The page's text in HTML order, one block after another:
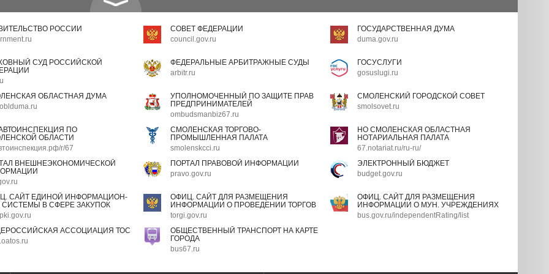
РОССИИ
СОВЕТ ФЕДЕРАЦИИ
council.gov.ru
ГОСУДАРСТВЕННАЯ ДУМА
duma.gov.ru
СУД РОССИЙСКОЙ
ФЕДЕРАЛЬНЫЕ АРБИТРАЖНЫЕ СУДЫ
arbitr.ru
ГОСУСЛУГИ
gosuslugi.ru
ОБЛАСТНАЯ ДУМА
УПОЛНОМОЧЕННЫЙ ПО ЗАЩИТЕ ПРАВ
ПРЕДПРИНИМАТЕЛЕЙ
ombudsmanbiz67.ru
СМОЛЕНСКИЙ ГОРОДСКОЙ СОВЕТ
smolsovet.ru
ПО
ОБЛАСТИ
r/67
СМОЛЕНСКАЯ ТОРГОВО-
ПРОМЫШЛЕННАЯ ПАЛАТА
smolenskcci.ru
НО СМОЛЕНСКАЯ ОБЛАСТНАЯ
НОТАРИАЛЬНАЯ ПАЛАТА
67.notariat.ru/ru-ru/
ВНЕШНЕЭКОНОМИЧЕСКОЙ
ПОРТАЛ ПРАВОВОЙ ИНФОРМАЦИИ
pravo.gov.ru
ЭЛЕКТРОННЫЙ БЮДЖЕТ
budget.gov.ru
САЙТ ЕДИНОЙ ИНФОРМАЦИОН-
СИСТЕМЫ В СФЕРЕ ЗАКУПОК
ОФИЦ. САЙТ ДЛЯ РАЗМЕЩЕНИЯ
ИНФОРМАЦИИ О ПРОВЕДЕНИИ ТОРГОВ
torgi.gov.ru
ОФИЦ. САЙТ ДЛЯ РАЗМЕЩЕНИЯ
ИНФОРМАЦИИ О МУН. УЧРЕЖДЕНИЯХ
bus.gov.ru/independentRating/list
АССОЦИАЦИЯ ТОС
ОБЩЕСТВЕННЫЙ ТРАНСПОРТ НА КАРТЕ
ГОРОДА
bus67.ru